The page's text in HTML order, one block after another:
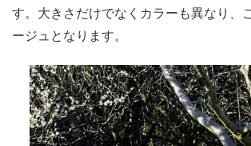
す。大きさだけでなくカラーも異なり、
ージュとなります。